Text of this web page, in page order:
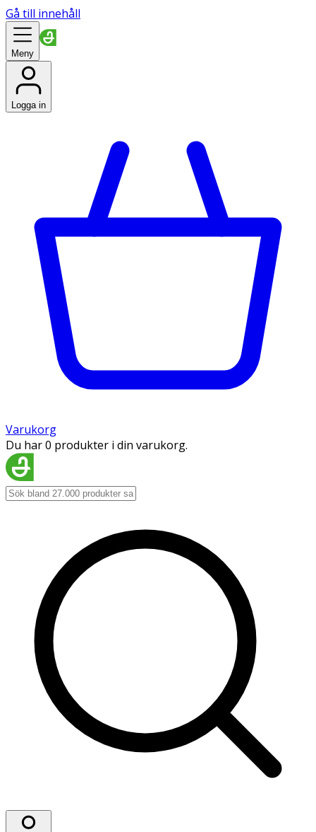
Gå till innehåll
Meny
Logga in
Varukorg
Du har 0 produkter i din varukorg.